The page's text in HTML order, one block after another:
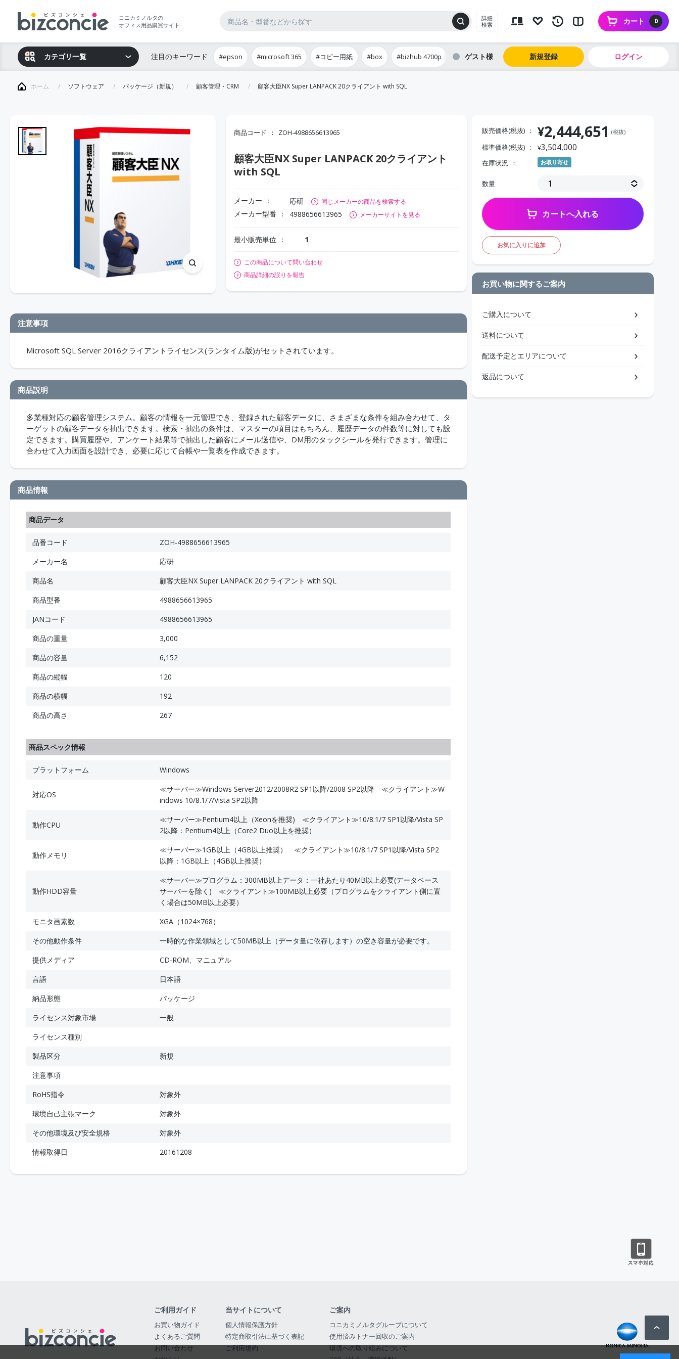
コニカミノルタの
オフィス用品購買サイト
詳細
検索
0
カート
カテゴリ一覧 注目のキーワード #epson #microsoft 365 #コピー用紙 #box #bizhub 4700p ゲスト 新規登録 ログイン
ホーム ソフトウェア パッケージ（新規） 顧客管理・CRM 顧客大臣NX Super LANPACK 20クライアント with SQL
商品コード ZOH-4988656613965
顧客大臣NX Super LANPACK 20クライアント
with SQL
メーカー 応研 同じメーカーの商品を検索する
メーカー型番 4988656613965 メーカーサイトを見る
最小販売単位 1
この商品について問い合わせ
商品詳細の誤りを報告
注意事項
Microsoft SQL Server 2016クライアントライセンス(ランタイム版)がセットされています。
商品説明
多業種対応の顧客管理システム。顧客の情報を一元管理でき、登録された顧客データに、さまざまな条件を組み合わせて、タ
ーゲットの顧客データを抽出できます。検索・抽出の条件は、マスターの項目はもちろん、履歴データの件数等に対しても設
定できます。購買履歴や、アンケート結果等で抽出した顧客にメール送信や、DM用のタックシールを発行できます。管理に
合わせて入力画面を設計でき、必要に応じて台帳や一覧表を作成できます。
商品情報
商品データ
品番コード
ZOH-4988656613965
メーカー名
応研
商品名
顧客大臣NX Super LANPACK 20クライアント with SQL
商品型番
4988656613965
JANコード
4988656613965
商品の重量
3,000
商品の容量
6,152
商品の縦幅
120
商品の横幅
192
商品の高さ
267
商品スペック情報
プラットフォーム Windows
対応OS
≪サーバー≫Windows Server2012/2008R2 SP1以降/2008 SP2以降 ≪クライアント≫W
indows 10/8.1/7/Vista SP2以降
動作CPU
≪サーバー≫Pentium4以上（Xeonを推奨) ≪クライアント≫10/8.1/7 SP1以降/Vista SP
2以降：Pentium4以上（Core2 Duo以上を推奨）
動作メモリ
≪サーバー≫1GB以上（4GB以上推奨） ≪クライアント≫10/8.1/7 SP1以降/Vista SP2
以降：1GB以上（4GB以上推奨）
動作HDD容量
≪サーバー≫プログラム：300MB以上データ：一社あたり40MB以上必要(データベース
サーバーを除く) ≪クライアント≫100MB以上必要（プログラムをクライアント側に置
く場合は50MB以上必要）
モニタ画素数
XGA（1024×768）
その他動作条件
一時的な作業領域として50MB以上（データ量に依存します）の空き容量が必要です。
提供メディア
CD-ROM、マニュアル
言語
日本語
納品形態
パッケージ
ライセンス対象市場
一般
ライセンス種別
製品区分
新規
注意事項
RoHS指令
対象外
環境自己主張マーク
対象外
その他環境及び安全規格
対象外
情報取得日
20161208
販売価格(税抜) ¥2,444,651 (税抜)
標準価格(税抜) ¥3,504,000
在庫状況 お取り寄せ
数量
カートへ入れる
お気に入りに追加
お買い物に関するご案内
ご購入について
送料について
配送予定とエリアについて
返品について
ご利用ガイド
お買い物ガイド
よくあるご質問
お問い合わせ
当サイトについて
個人情報保護方針
特定商取引法に基づく表記
ご利用規約
ご案内
コニカミノルタグループについて
使用済みトナー回収のご案内
環境への取り組みについて